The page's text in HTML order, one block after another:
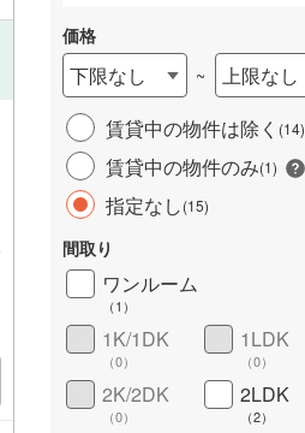
価格
下限なし ~
上限なし
賃貸中の物件は除く (14)
賃貸中の物件のみ(1)
指定なし(15)
間取り
ワンルーム
（1 ）
1K/1DK
（0）
1LDK
（0）
2K/2DK
（0）
2LDK
（2）
京成成田高速鉄道アクセス線(1)
京成千葉線(242)
京成松戸線
芝山鉄道 (
東武桐生線
東武日光線 (18)
東武野田線
野岩鉄道会津鬼怒川線
)
西武有楽町線
)